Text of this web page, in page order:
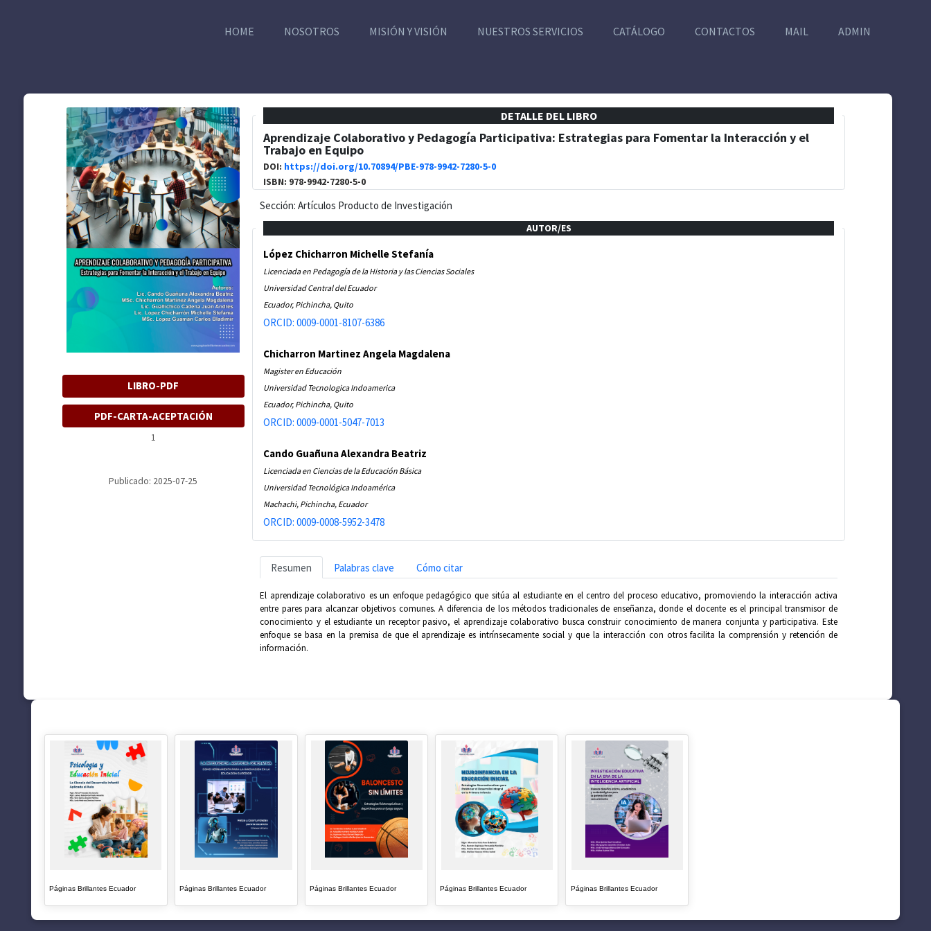
HOME NOSOTROS MISIÓN Y VISIÓN NUESTROS SERVICIOS CATÁLOGO CONTACTOS MAIL ADMIN
LIBRO-PDF
PDF-CARTA-ACEPTACIÓN
1
Publicado: 2025-07-25
DETALLE DEL LIBRO
Aprendizaje Colaborativo y Pedagogía Participativa: Estrategias para Fomentar la Interacción y el
Trabajo en Equipo
DOI: https://doi.org/10.70894/PBE-978-9942-7280-5-0
ISBN: 978-9942-7280-5-0
Sección: Artículos Producto de Investigación
AUTOR/ES
López Chicharron Michelle Stefanía
Licenciada en Pedagogía de la Historia y las Ciencias Sociales
Universidad Central del Ecuador
Ecuador, Pichincha, Quito
ORCID: 0009-0001-8107-6386
Chicharron Martinez Angela Magdalena
Magister en Educación
Universidad Tecnologica Indoamerica
Ecuador, Pichincha, Quito
ORCID: 0009-0001-5047-7013
Cando Guañuna Alexandra Beatriz
Licenciada en Ciencias de la Educación Básica
Universidad Tecnológica Indoamérica
Machachi, Pichincha, Ecuador
ORCID: 0009-0008-5952-3478
Resumen Palabras clave Cómo citar
El aprendizaje colaborativo es un enfoque pedagógico que sitúa al estudiante en el centro del proceso educativo, promoviendo la interacción activa
entre pares para alcanzar objetivos comunes. A diferencia de los métodos tradicionales de enseñanza, donde el docente es el principal transmisor de
conocimiento y el estudiante un receptor pasivo, el aprendizaje colaborativo busca construir conocimiento de manera conjunta y participativa. Este
enfoque se basa en la premisa de que el aprendizaje es intrínsecamente social y que la interacción con otros facilita la comprensión y retención de
información.
Páginas Brillantes Ecuador Páginas Brillantes Ecuador Páginas Brillantes Ecuador Páginas Brillantes Ecuador Páginas Brillantes Ecuador